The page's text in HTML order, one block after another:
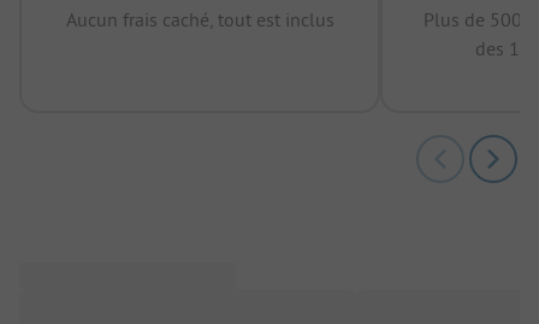
Aucun frais caché, tout est inclus
Plus de
des 12